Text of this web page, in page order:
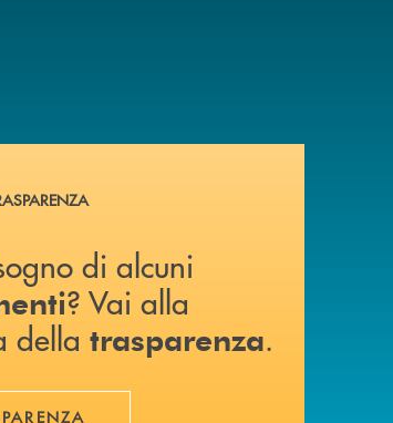
di alcuni documenti ? Vai alla pagina della
di alcuni
? Vai alla
della trasparenza.